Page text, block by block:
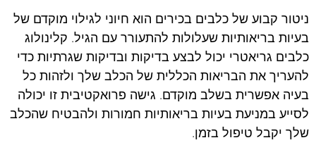
ניטור קבוע של כלבים בכירים הוא חיוני לגילוי מוקדם של
בעיות בריאותיות שעלולות להתעורר עם הגיל. קלינולוג
כלבים גריאטרי יכול לבצע בדיקות ובדיקות שגרתיות כדי
להעריך את הבריאות הכללית של הכלב שלך ולזהות כל
בעיה אפשרית בשלב מוקדם. גישה פרואקטיבית זו יכולה
לסייע במניעת בעיות בריאותיות חמורות ולהבטיח שהכלב
שלך יקבל טיפול בזמן.